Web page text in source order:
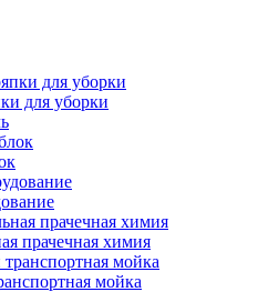
для уборки
прачечная химия
мойка